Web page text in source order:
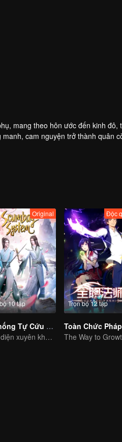
mang theo hôn ước đến kinh
cam nguyện trở thành quân
10 tập
Original
Hệ Thống Tự Cứu Của Nhân Vật Phản Diện
Phản diện xuyên không vào truyện hành hạ nam chính
Trọn bộ 12 tập
Độc